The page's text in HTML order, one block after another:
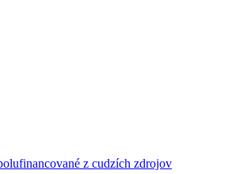
z cudzích zdrojov